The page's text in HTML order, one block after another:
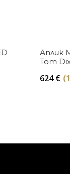
Аплик
Tom
624€